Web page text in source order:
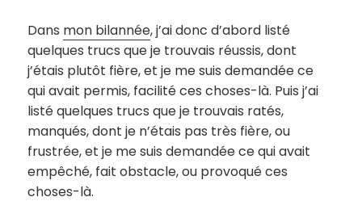
Dans mon bilannée, j’ai donc d’abord listé
quelques trucs que je trouvais réussis, dont
j’étais plutôt fière, et je me suis demandée ce
qui avait permis, facilité ces choses-là. Puis j’ai
listé quelques trucs que je trouvais ratés,
manqués, dont je n’étais pas très fière, ou
frustrée, et je me suis demandée ce qui avait
empêché, fait obstacle, ou provoqué ces
choses-là.